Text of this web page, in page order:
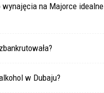
wynajęcia na Majorce idealne
w Dubaju?